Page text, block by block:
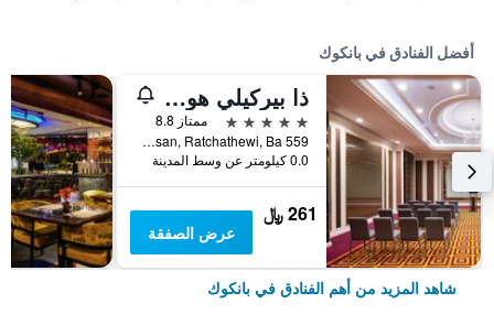
أفضل الفنادق في بانكوك
ذا بيركيلي هوتل براتونام
5 نجوم
ممتاز 8.8
559 Ratcharaprarop Rd., Makkasan, Ratchathewi, Ba, بانكوك, تايلاند
0.0 كيلومتر عن وسط المدينة
261 ﷼
عرض الصفقة
شاهد المزيد من أهم الفنادق في بانكوك